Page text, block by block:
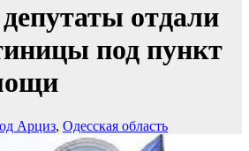
отдали
под пункт
Арциз, Одесская область